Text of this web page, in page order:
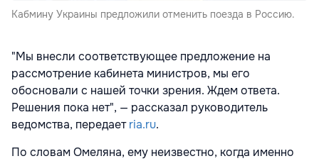
Кабмину Украины предложили отменить поезда в Россию.
"Мы внесли соответствующее предложение на
рассмотрение кабинета министров, мы его
обосновали с нашей точки зрения. Ждем ответа.
Решения пока нет", — рассказал руководитель
ведомства, передаетria.ru.
По словам Омеляна, ему неизвестно, когда именно